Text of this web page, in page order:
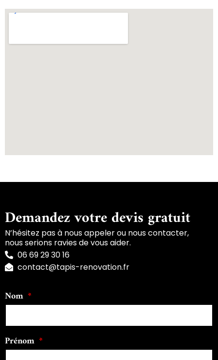
Demandez votre devis gratuit
N’hésitez pas à nous appeler ou nous contacter,
nous serions ravies de vous aider.
06 69 29 30 16
contact@tapis-renovation.fr
Nom
Prénom